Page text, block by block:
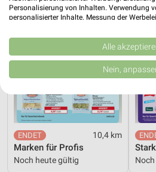
10,4 km
Marken für Profis
Noch heute gültig
Personalisierung von Inhalten. Verwendung
personalisierter Inhalte. Messung der
Kombinationen von Daten aus
Verbesserung der Angebote. Verwendung
von Inhalten.
Daten können außerhalb der Europäischen
Website/App.
Partnerliste anzeigen (1 IAB-Anbieter)
Wir nutzen Ihre Daten für folgende Zwecke:
IAB-Verarbeitungszwecke:
Speichern von oder Zugriff auf
Alle
Nein,